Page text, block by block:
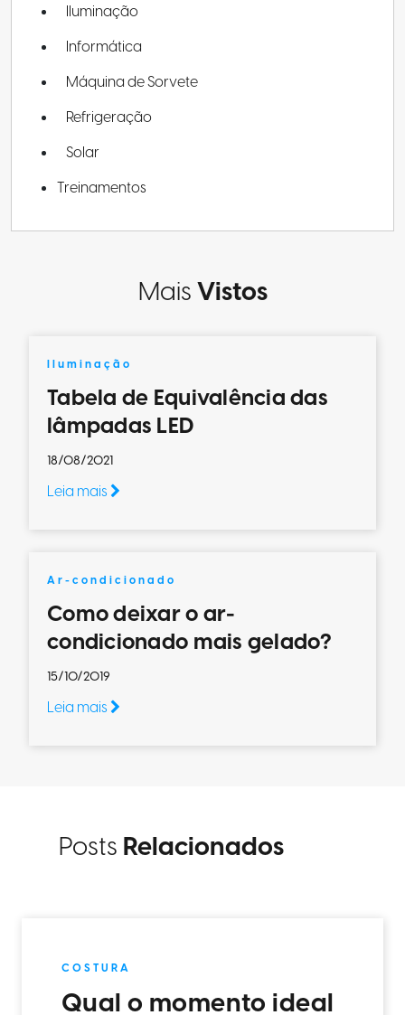
Iluminação
Informática
Máquina de Sorvete
Refrigeração
Solar
Treinamentos
MaisVistos
Iluminação
Tabela de Equivalência das
lâmpadas LED
18/08/2021
Leia mais
Ar-condicionado
Como deixar o ar-
condicionado mais gelado?
15/10/2019
Leia mais
Posts Relacionados
COSTURA
Qual o momento ideal